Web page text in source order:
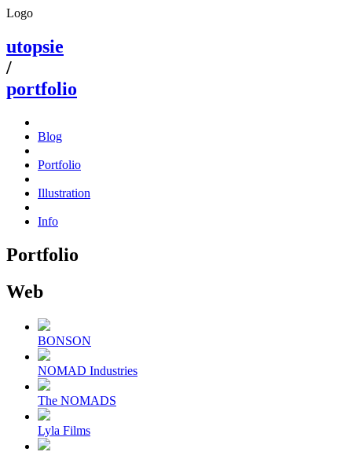
Logo
utopsie
/
portfolio
Blog
Portfolio
Illustration
Info
Portfolio
Web
BONSON
NOMAD Industries
The NOMADS
Lyla Films